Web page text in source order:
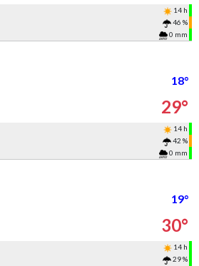
14 h
46 %
0 mm
18°
29°
14 h
42 %
0 mm
19°
30°
14 h
29 %